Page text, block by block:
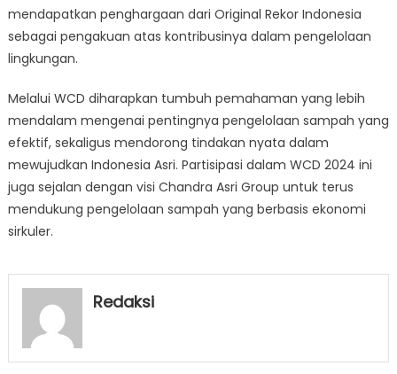
mendapatkan penghargaan dari Original Rekor Indonesia
sebagai pengakuan atas kontribusinya dalam pengelolaan
lingkungan.
Melalui WCD diharapkan tumbuh pemahaman yang lebih
mendalam mengenai pentingnya pengelolaan sampah yang
efektif, sekaligus mendorong tindakan nyata dalam
mewujudkan Indonesia Asri. Partisipasi dalam WCD 2024 ini
juga sejalan dengan visi Chandra Asri Group untuk terus
mendukung pengelolaan sampah yang berbasis ekonomi
sirkuler.
Redaksi